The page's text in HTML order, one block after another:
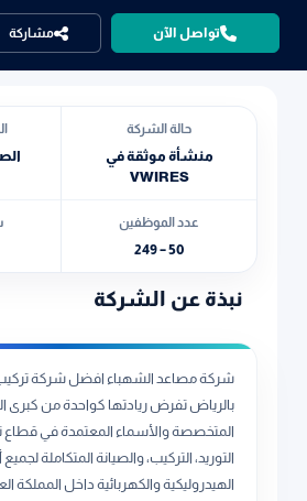
تواصل الآن مشاركة
حالة الشركة
منشأة موثقة في
VWIRES
عدد الموظفين
50 – 249
نبذة عن الشركة
شركة مصاعد الشهباء افضل شركة
بالرياض تفرض ريادتها كواحدة من كبرى
المتخصصة والأسماء المعتمدة في قطاع
التوريد، التركيب، والصيانة المتكاملة
الهيدروليكية والكهربائية داخل المملكة